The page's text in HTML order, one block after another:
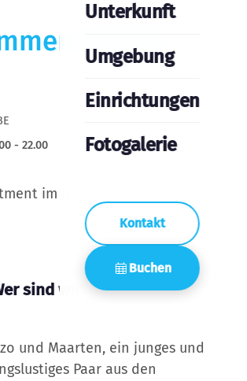
in Casa
im Herzen von Ostende
- 22.00 Abreise06.00 - 12.00
sind wir?
und Maarten, ein junges und
Paar aus den
Unterkunft
Umgebung
Einrichtungen
Fotogalerie
Kontakt
Buchen